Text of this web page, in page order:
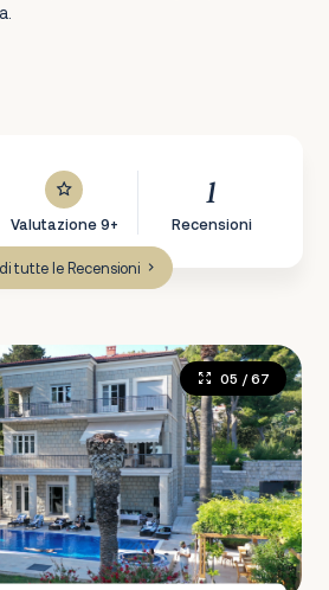
Valutazione 9+
1
Recensioni
tutte le Recensioni
05 / 67